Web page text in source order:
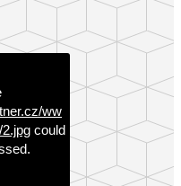
ww
could